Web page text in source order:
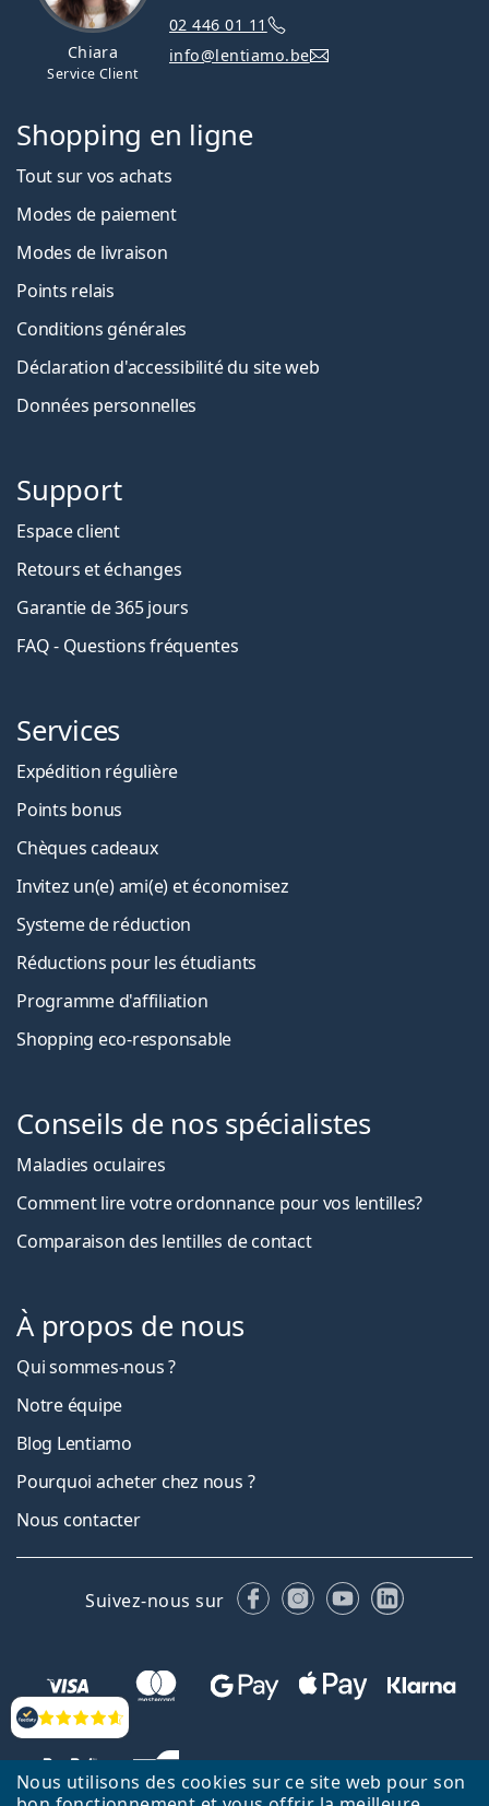
Nous utilisons des cookies sur ce site web pour son
Évaluation
Chiara
Service Client
02 446 01 11
info@lentiamo.be
Shopping en ligne
Tout sur vos achats
Modes de paiement
Modes de livraison
Points relais
Conditions générales
Déclaration d'accessibilité du site web
Données personnelles
Support
Espace client
Retours et échanges
Garantie de 365 jours
FAQ - Questions fréquentes
Services
Expédition régulière
Points bonus
Chèques cadeaux
Invitez un(e) ami(e) et économisez
Systeme de réduction
Réductions pour les étudiants
Programme d'affiliation
Shopping eco-responsable
Conseils de nos spécialistes
Maladies oculaires
Comment lire votre ordonnance pour vos lentilles?
Comparaison des lentilles de contact
À propos de nous
Qui sommes-nous ?
Notre équipe
Blog Lentiamo
Pourquoi acheter chez nous ?
Nous contacter
Suivez-nous sur FacebookInstagram
YouTubeLinkedIn